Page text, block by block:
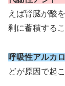
えば腎臓が酸
剰に蓄積する
呼吸性アルカ
どが原因で起